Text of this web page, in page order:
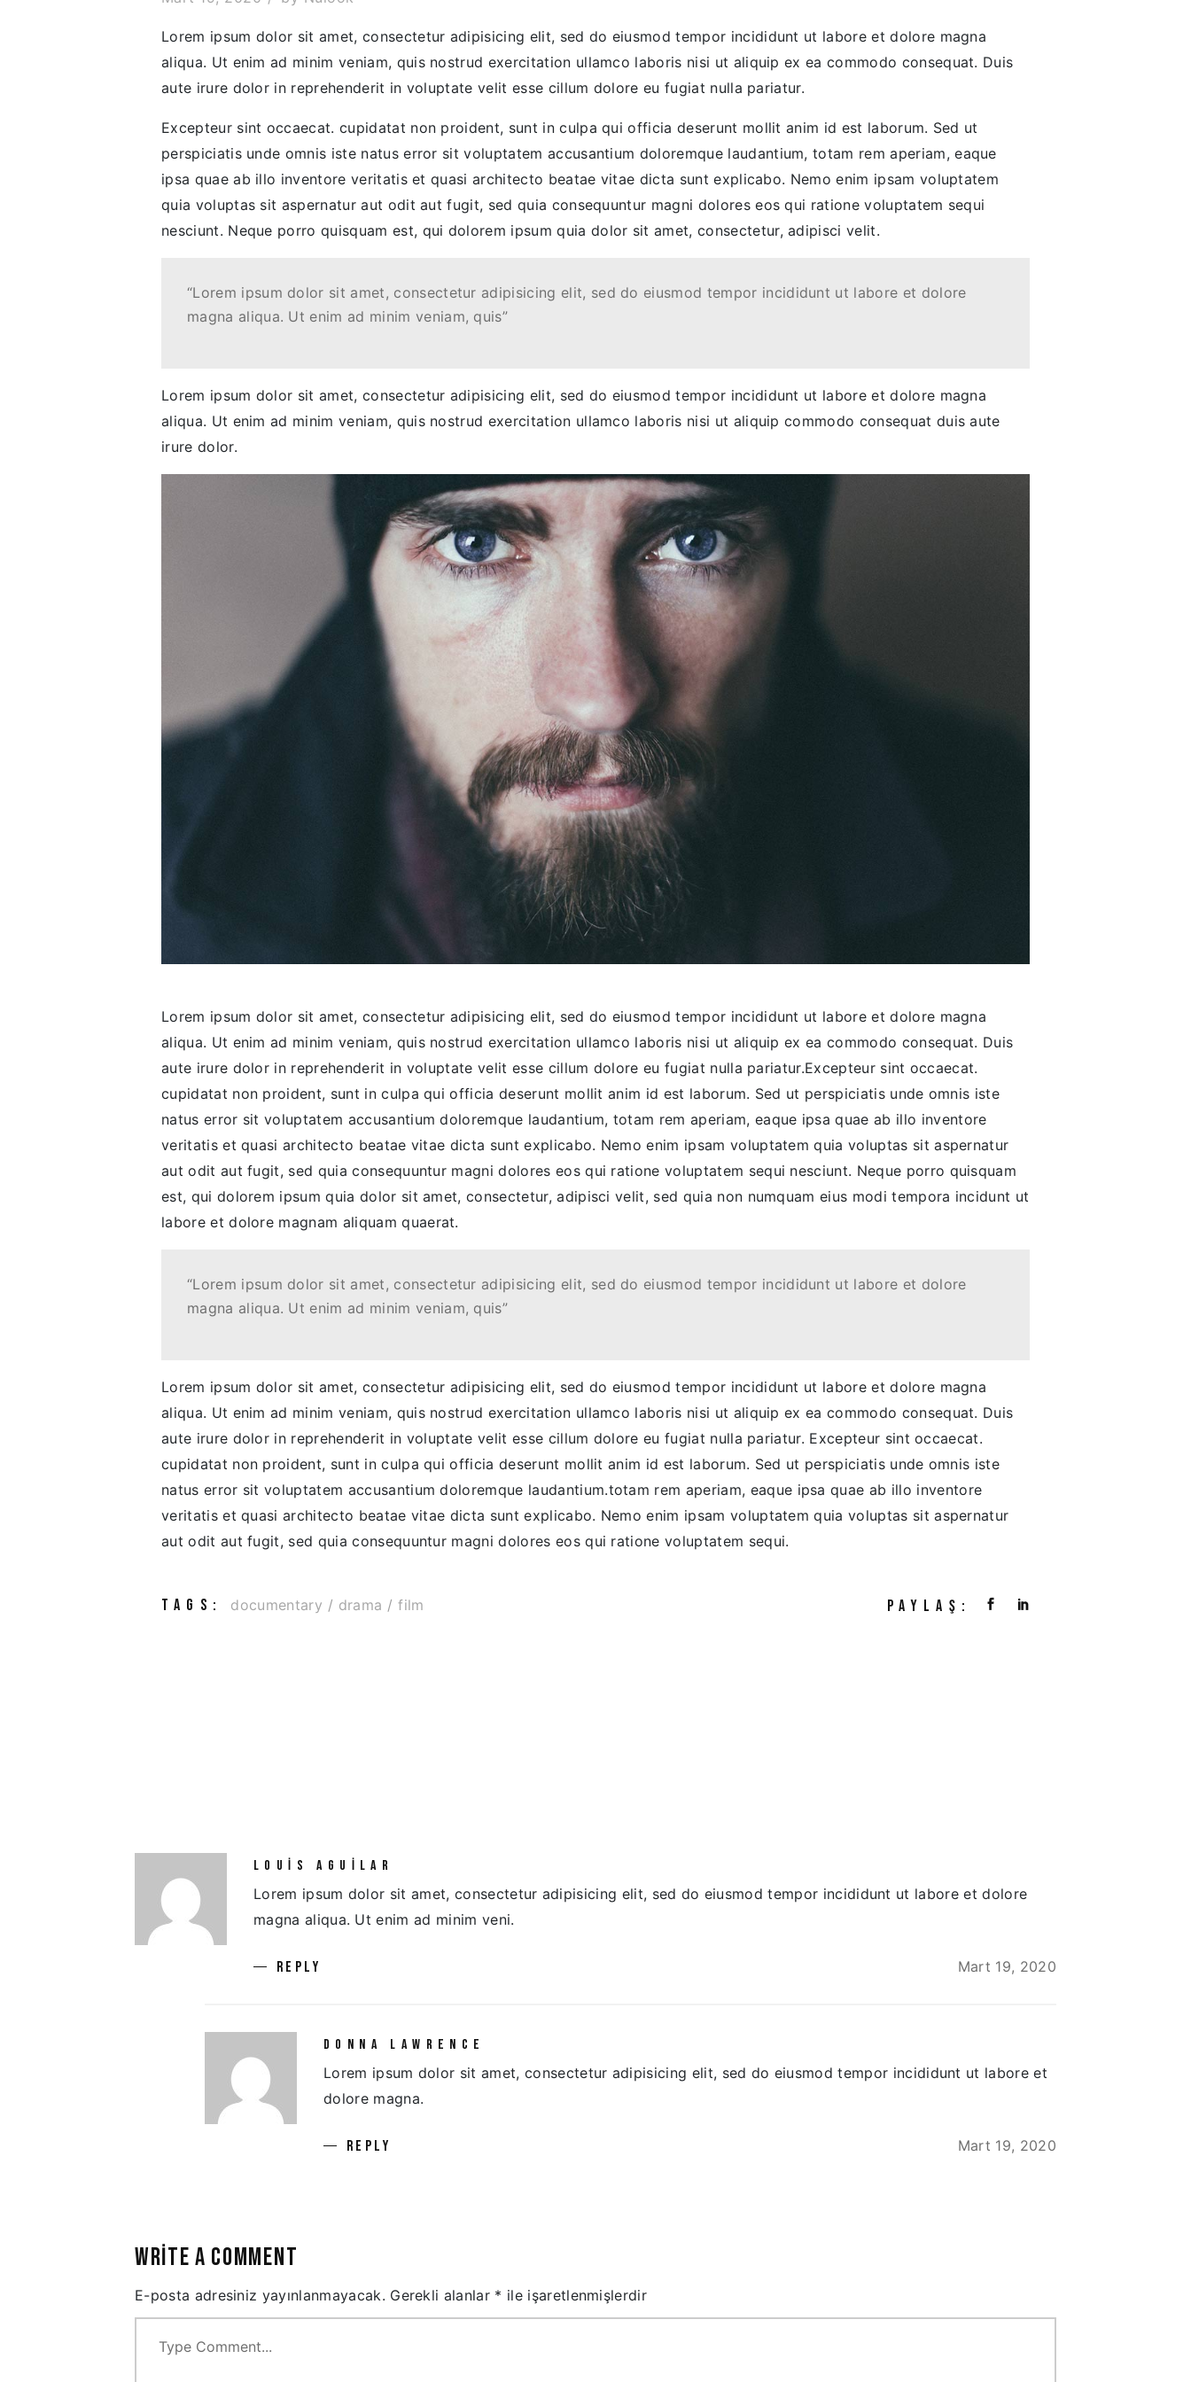
Lorem ipsum dolor sit amet, consectetur adipisicing elit, sed do eiusmod tempor incididunt ut labore et dolore magna
aliqua. Ut enim ad minim veniam, quis nostrud exercitation ullamco laboris nisi ut aliquip ex ea commodo consequat. Duis
aute irure dolor in reprehenderit in voluptate velit esse cillum dolore eu fugiat nulla pariatur.
Excepteur sint occaecat. cupidatat non proident, sunt in culpa qui officia deserunt mollit anim id est laborum. Sed ut
perspiciatis unde omnis iste natus error sit voluptatem accusantium doloremque laudantium, totam rem aperiam, eaque
ipsa quae ab illo inventore veritatis et quasi architecto beatae vitae dicta sunt explicabo. Nemo enim ipsam voluptatem
quia voluptas sit aspernatur aut odit aut fugit, sed quia consequuntur magni dolores eos qui ratione voluptatem sequi
nesciunt. Neque porro quisquam est, qui dolorem ipsum quia dolor sit amet, consectetur, adipisci velit.
“Lorem ipsum dolor sit amet, consectetur adipisicing elit, sed do eiusmod tempor incididunt ut labore et dolore
magna aliqua. Ut enim ad minim veniam, quis”
Lorem ipsum dolor sit amet, consectetur adipisicing elit, sed do eiusmod tempor incididunt ut labore et dolore magna
aliqua. Ut enim ad minim veniam, quis nostrud exercitation ullamco laboris nisi ut aliquip commodo consequat duis aute
irure dolor.
Lorem ipsum dolor sit amet, consectetur adipisicing elit, sed do eiusmod tempor incididunt ut labore et dolore magna
aliqua. Ut enim ad minim veniam, quis nostrud exercitation ullamco laboris nisi ut aliquip ex ea commodo consequat. Duis
aute irure dolor in reprehenderit in voluptate velit esse cillum dolore eu fugiat nulla pariatur.Excepteur sint occaecat.
cupidatat non proident, sunt in culpa qui officia deserunt mollit anim id est laborum. Sed ut perspiciatis unde omnis iste
natus error sit voluptatem accusantium doloremque laudantium, totam rem aperiam, eaque ipsa quae ab illo inventore
veritatis et quasi architecto beatae vitae dicta sunt explicabo. Nemo enim ipsam voluptatem quia voluptas sit aspernatur
aut odit aut fugit, sed quia consequuntur magni dolores eos qui ratione voluptatem sequi nesciunt. Neque porro quisquam
est, qui dolorem ipsum quia dolor sit amet, consectetur, adipisci velit, sed quia non numquam eius modi tempora incidunt ut
labore et dolore magnam aliquam quaerat.
“Lorem ipsum dolor sit amet, consectetur adipisicing elit, sed do eiusmod tempor incididunt ut labore et dolore
magna aliqua. Ut enim ad minim veniam, quis”
Lorem ipsum dolor sit amet, consectetur adipisicing elit, sed do eiusmod tempor incididunt ut labore et dolore magna
aliqua. Ut enim ad minim veniam, quis nostrud exercitation ullamco laboris nisi ut aliquip ex ea commodo consequat. Duis
aute irure dolor in reprehenderit in voluptate velit esse cillum dolore eu fugiat nulla pariatur. Excepteur sint occaecat.
cupidatat non proident, sunt in culpa qui officia deserunt mollit anim id est laborum. Sed ut perspiciatis unde omnis iste
natus error sit voluptatem accusantium doloremque laudantium.totam rem aperiam, eaque ipsa quae ab illo inventore
veritatis et quasi architecto beatae vitae dicta sunt explicabo. Nemo enim ipsam voluptatem quia voluptas sit aspernatur
aut odit aut fugit, sed quia consequuntur magni dolores eos qui ratione voluptatem sequi.
TAGS: documentary drama film PAYLAŞ:
LOUIS AGUILAR
Lorem ipsum dolor sit amet, consectetur adipisicing elit, sed do eiusmod tempor incididunt ut labore et dolore
magna aliqua. Ut enim ad minim veni.
REPLY Mart 19, 2020
DONNA LAWRENCE
Lorem ipsum dolor sit amet, consectetur adipisicing elit, sed do eiusmod tempor incididunt ut labore et
dolore magna.
REPLY Mart 19, 2020
WRITE A COMMENT
E-posta adresiniz yayınlanmayacak. Gerekli alanlar * ile işaretlenmişlerdir